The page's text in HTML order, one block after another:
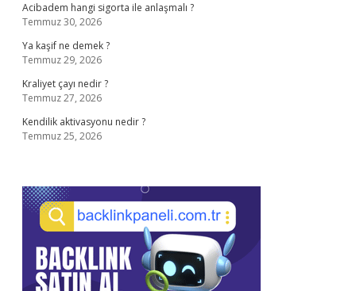
Acibadem hangi sigorta ile anlaşmalı ?
Temmuz 30, 2026
Ya kaşif ne demek ?
Temmuz 29, 2026
Kraliyet çayı nedir ?
Temmuz 27, 2026
Kendilik aktivasyonu nedir ?
Temmuz 25, 2026